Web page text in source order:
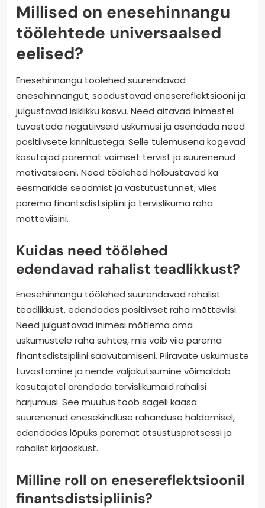
Millised on enesehinnangu
töölehtede universaalsed
eelised?
Enesehinnangu töölehed suurendavad
enesehinnangut, soodustavad enesereflektsiooni ja
julgustavad isiklikku kasvu. Need aitavad inimestel
tuvastada negatiivseid uskumusi ja asendada need
positiivsete kinnitustega. Selle tulemusena kogevad
kasutajad paremat vaimset tervist ja suurenenud
motivatsiooni. Need töölehed hõlbustavad ka
eesmärkide seadmist ja vastutustunnet, viies
parema finantsdistsipliini ja tervislikuma raha
mõtteviisini.
Kuidas need töölehed
edendavad rahalist teadlikkust?
Enesehinnangu töölehed suurendavad rahalist
teadlikkust, edendades positiivset raha mõtteviisi.
Need julgustavad inimesi mõtlema oma
uskumustele raha suhtes, mis võib viia parema
finantsdistsipliini saavutamiseni. Piiravate uskumuste
tuvastamine ja nende väljakutsumine võimaldab
kasutajatel arendada tervislikumaid rahalisi
harjumusi. See muutus toob sageli kaasa
suurenenud enesekindluse rahanduse haldamisel,
edendades lõpuks paremat otsustusprotsessi ja
rahalist kirjaoskust.
Milline roll on enesereflektsioonil
finantsdistsipliinis?